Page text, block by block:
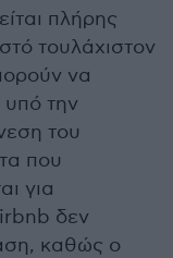
πλήρης
τουλάχιστον
να
υπό την
του
που
για
δεν
καθώς ο